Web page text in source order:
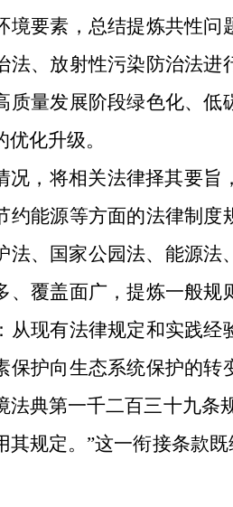
境要素，总结提炼共性问
法、放射性污染防治法
质量发展阶段绿色化、
化升级。
况，将相关法律择其要旨
约能源等方面的法律制
法、国家公园法、能源法
、覆盖面广，提炼一般
从现有法律规定和实践
保护向生态系统保护的
法典第一千二百三十九条
其规定。”这一衔接条款